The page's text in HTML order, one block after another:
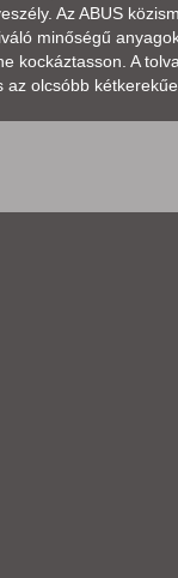
Az ABUS
minőségű
A
olcsóbb